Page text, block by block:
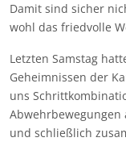
Damit sind sicher
wohl das friedvolle
Letzten Samstag
Geheimnissen der
uns
und schließlich